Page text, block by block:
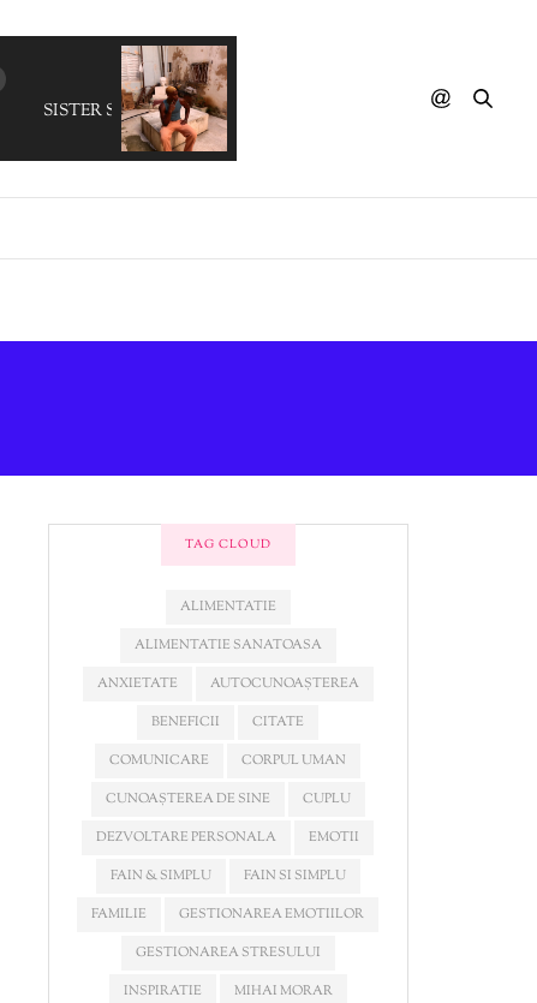
SISTER SLEDGE - Thinking Of You (The Reflex Revision)
TAG CLOUD
ALIMENTATIE
ALIMENTATIE SANATOASA
ANXIETATE
AUTOCUNOAȘTEREA
BENEFICII
CITATE
COMUNICARE
CORPUL UMAN
CUNOAȘTEREA DE SINE
CUPLU
DEZVOLTARE PERSONALA
EMOTII
FAIN & SIMPLU
FAIN SI SIMPLU
FAMILIE
GESTIONAREA EMOTIILOR
GESTIONAREA STRESULUI
INSPIRATIE
MIHAI MORAR